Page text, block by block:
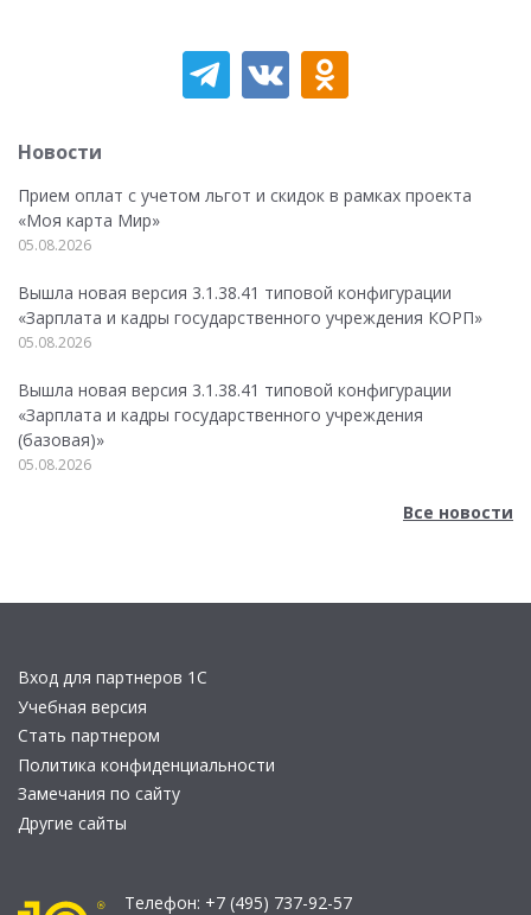
Новости
Прием оплат с учетом льгот и скидок в рамках проекта
«Моя карта Мир»
05.08.2026
Вышла новая версия 3.1.38.41 типовой конфигурации
«Зарплата и кадры государственного учреждения КОРП»
05.08.2026
Вышла новая версия 3.1.38.41 типовой конфигурации
«Зарплата и кадры государственного учреждения
(базовая)»
05.08.2026
Все новости
Вход для партнеров 1С
Учебная версия
Стать партнером
Политика конфиденциальности
Замечания по сайту
Другие сайты
Телефон: +7 (495) 737-92-57